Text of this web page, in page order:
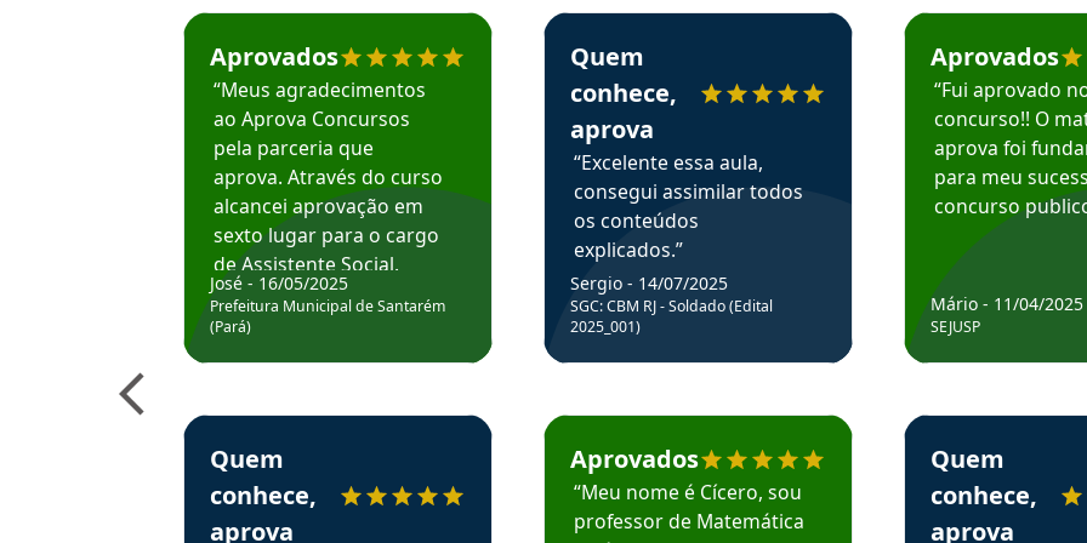
Estudante José recomenda o Aprova Concursos em depoimento
Aprovados
“Meus agradecimentos
ao Aprova Concursos
pela parceria que
aprova. Através do curso
alcancei aprovação em
sexto lugar para o cargo
de Assistente Social.
Hoje estou atuando na
Prefeitura de Santarém.
José - 16/05/2025
Prefeitura Municipal de Santarém
(Pará)
Estudante Elais recomenda o Aprova Concursos em depoimento
Quem
conhece,
aprova
Estudante Sergio recomenda o Aprova Concursos em depoimento
Quem
conhece,
aprova
“Excelente essa aula,
consegui assimilar todos
os conteúdos
explicados.”
Sergio - 14/07/2025
SGC: CBM RJ - Soldado (Edital
2025_001)
Estudante Cicero recomenda o Aprova Concursos em depoimento
Aprovados
“Meu nome é Cícero, sou
professor de Matemática
Estudante Mário
Aprovados
“Fui aprovado
concurso!! O
aprova foi
para meu
concurso
Mário - 11/04/2025
SEJUSP
Estudante Henrique
Quem
conhece,
aprova